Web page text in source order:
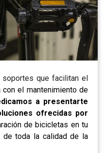
que facilitan el
el mantenimiento de
a presentarte
ofrecidas por
de bicicletas en tu
de toda la calidad de la